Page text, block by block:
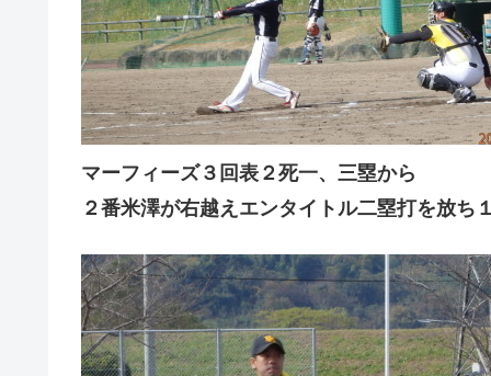
マーフィーズ３回表２死一、三塁から
２番米澤が右越えエンタイトル二塁打を放ち